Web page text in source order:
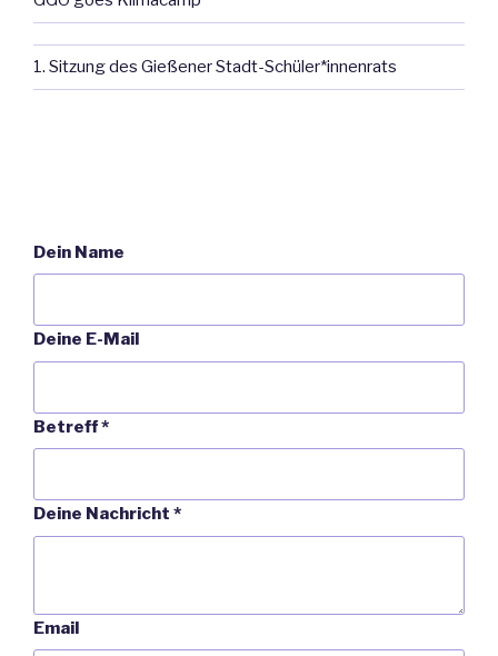
1. Sitzung des Gießener Stadt-Schüler*innenrats
Dein Name
Deine E-Mail
Betreff*
Deine Nachricht *
Email